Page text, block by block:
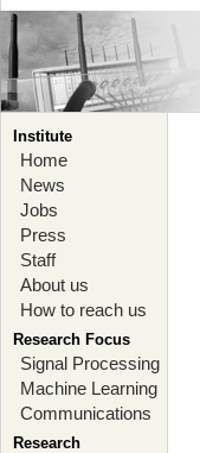
Institute
Home
News
Jobs
Press
Staff
About us
How to reach us
Research Focus
Signal Processing
Machine Learning
Communications
Research